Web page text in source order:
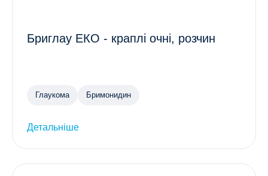
Бриглау ЕКО - краплі очні, розчин
Глаукома Бримонидин
Детальніше